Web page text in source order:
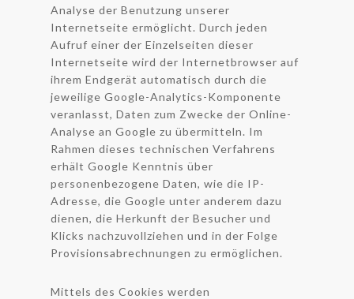
Analyse der Benutzung unserer
Internetseite ermöglicht. Durch jeden
Aufruf einer der Einzelseiten dieser
Internetseite wird der Internetbrowser auf
ihrem Endgerät automatisch durch die
jeweilige Google-Analytics-Komponente
veranlasst, Daten zum Zwecke der Online-
Analyse an Google zu übermitteln. Im
Rahmen dieses technischen Verfahrens
erhält Google Kenntnis über
personenbezogene Daten, wie die IP-
Adresse, die Google unter anderem dazu
dienen, die Herkunft der Besucher und
Klicks nachzuvollziehen und in der Folge
Provisionsabrechnungen zu ermöglichen.
Mittels des Cookies werden